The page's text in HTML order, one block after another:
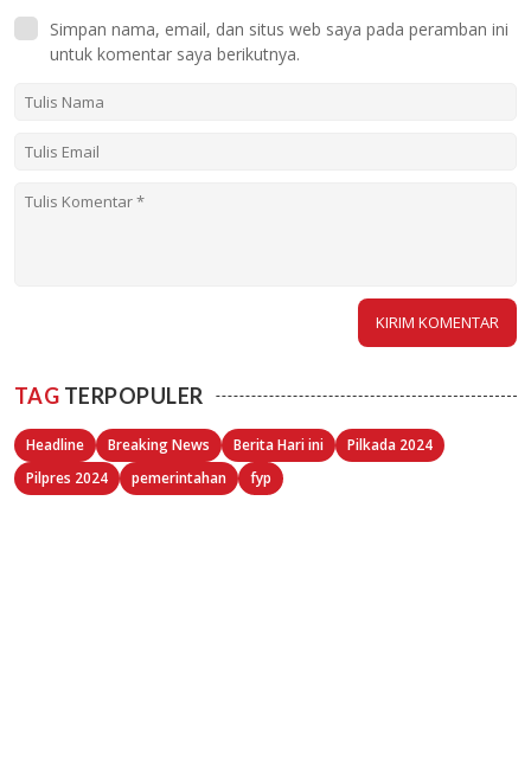
Simpan nama, email, dan situs web saya pada peramban ini
untuk komentar saya berikutnya.
TAG TERPOPULER
Headline Breaking News Berita Hari ini
Pilkada 2024
Pilpres 2024
pemerintahan fyp